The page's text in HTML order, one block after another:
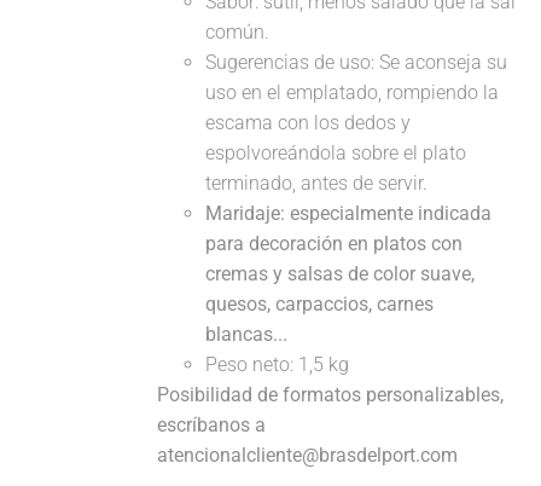
común.
Sugerencias de uso: Se aconseja su
uso en el emplatado, rompiendo la
escama con los dedos y
espolvoreándola sobre el plato
terminado, antes de servir.
Maridaje: especialmente indicada
para decoración en platos con
cremas y salsas de color suave,
quesos, carpaccios, carnes
blancas...
Peso neto: 1,5 kg
Posibilidad de formatos personalizables,
escríbanos a
atencionalcliente@brasdelport.com